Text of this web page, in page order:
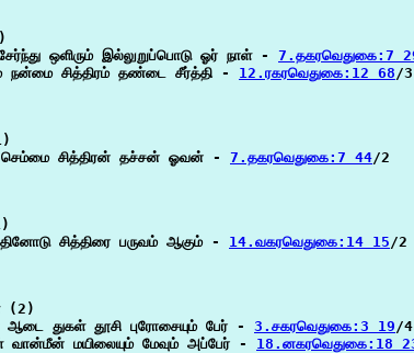
சேர்ந்து ஒளிரும் இல்லுறுப்பொடு ஓர் நாள் - 7.தகரவெதுகை:7
சித்திரம் தண்டை சீர்த்தி - 12.ரகரவெதுகை:12 68/3
சித்திரன் தச்சன் ஓவன் - 7.தகரவெதுகை:7 44/2
சித்திரை பருவம் ஆகும் - 14.வகரவெதுகை:14 15/2
(2)
ஆடை துகள் தூசி புரோசையும் பேர் - 3.சகரவெதுகை:3 19/4
வான்மீன் மயிலையும் மேவும் அப்பேர் - 18.னகரவெதுகை:18